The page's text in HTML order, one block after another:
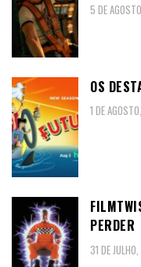
5 DE
OS
1 DE
PERDER
31 DE